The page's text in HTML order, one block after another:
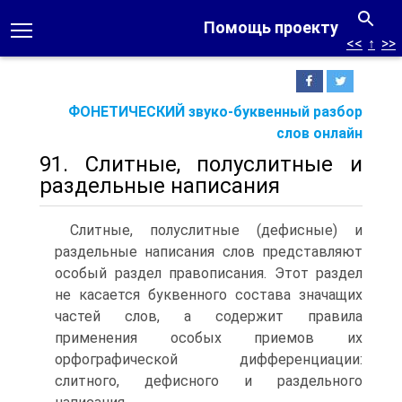
Помощь проекту
ФОНЕТИЧЕСКИЙ звуко-буквенный разбор
слов онлайн
<< ↑ >>
91. Слитные, полуслитные и
раздельные написания
Слитные, полуслитные (дефисные) и
раздельные написания слов представляют
особый раздел правописания. Этот раздел
не касается буквенного состава значащих
частей слов, а содержит правила
применения особых приемов их
орфографической дифференциации:
слитного, дефисного и раздельного